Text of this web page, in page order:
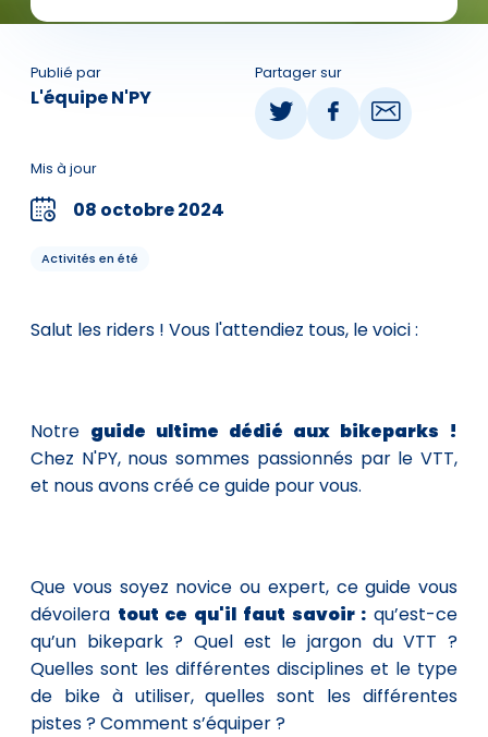
Publié par
L'équipe N'PY
Partager sur
Mis à jour
08 octobre 2024
Activités en été
Salut les riders ! Vous l'attendiez tous, le voici :
Notre guide ultime dédié aux bikeparks !
Chez N'PY, nous sommes passionnés par le VTT,
et nous avons créé ce guide pour vous.
Que vous soyez novice ou expert, ce guide vous
dévoilera tout ce qu'il faut savoir : qu’est-ce
qu’un bikepark ? Quel est le jargon du VTT ?
Quelles sont les différentes disciplines et le type
de bike à utiliser, quelles sont les différentes
pistes ? Comment s’équiper ?